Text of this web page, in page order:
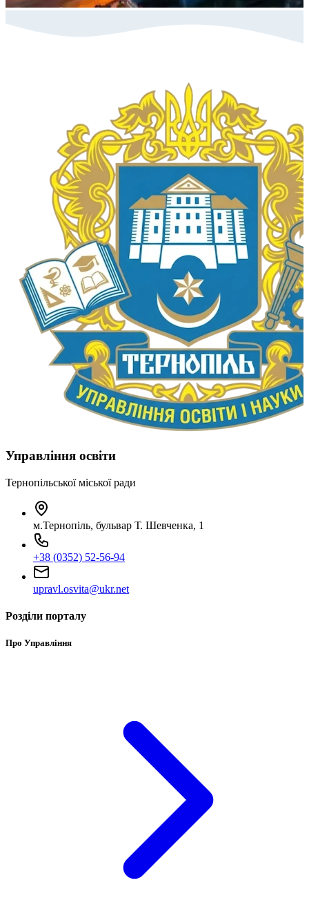
Управління освіти
Тернопільської міської ради
м.Тернопіль, бульвар Т. Шевченка, 1
+38 (0352) 52-56-94
upravl.osvita@ukr.net
Розділи порталу
Про Управління